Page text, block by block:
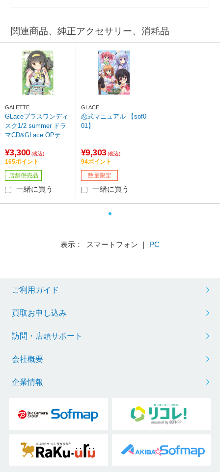
関連商品、純正アクセサリー、消耗品
GALETTE
GLaceプラスワンディ
スク1/2 summer ドラ
マCD&GLace OPテー
¥3,300 (税込)
165ポイント
店舗併売品
一緒に買う
GLACE
恋式マニュアル 【sof0
01】
¥9,303 (税込)
94ポイント
数量限定
一緒に買う
表示： スマートフォン ｜ PC
ご利用ガイド
買取お申し込み
訪問・店頭サポート
会社概要
企業情報